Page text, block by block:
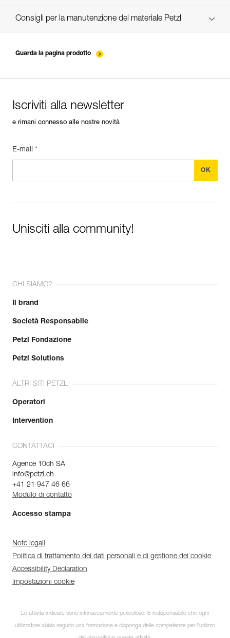
verif-EPI-casque-PRO-suivi-IT
Consigli per la manutenzione del materiale Petzl
Guarda la pagina prodotto
Iscriviti alla newsletter
e rimani connesso alle nostre novità
E-mail *
Unisciti alla community!
CHI SIAMO?
Il brand
Società Responsabile
Petzl Fondazione
Petzl Solutions
ALTRI SITI PETZL
Operatori
Intervention
CONTATTACI
Agence 10ch SA
info@petzl.ch
+41 21 947 46 66
Modulo di contatto
Accesso stampa
Note legali
Politica di trattamento dei dati personali e di gestione dei cookie
Accessibility Declaration
Impostazioni cookie
Le attività indicate sono intrinsecamente pericolose. È indispensabile che ogni
utilizzatore abbia seguito una formazione e disponga delle competenze per l’utilizzo